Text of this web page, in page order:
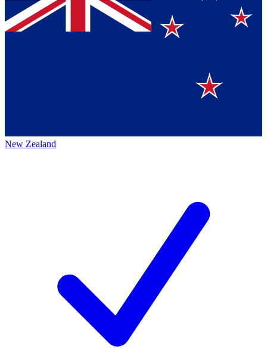
New Zealand